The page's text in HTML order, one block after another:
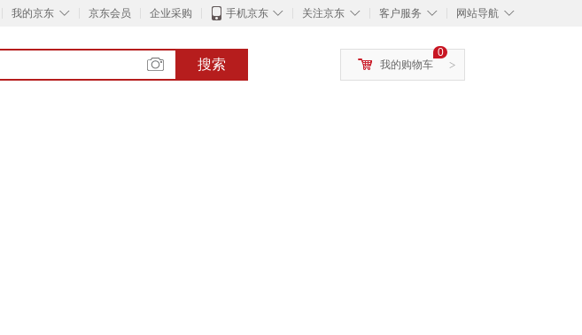
◇
我的京东 京东会员 企业采购 ◇
手机京东 ◇
关注京东 ◇
客户服务 ◇
网站导航
搜索 >
0
我的购物车